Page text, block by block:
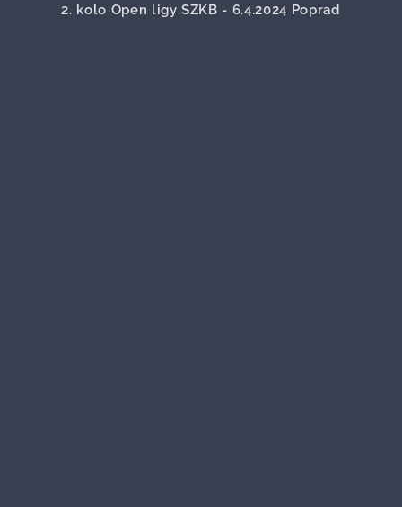
2. kolo Open ligy SZKB - 6.4.2024 Poprad